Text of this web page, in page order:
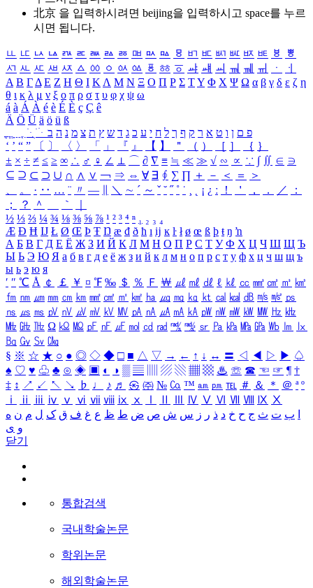
北京 을 입력하시려면 beijing을 입력하시고 space를 누르
시면 됩니다.
ㅥ ㅦ ㅧ ㅨ ㅩ ㅪ ㅫ ㅬ ㅭ ㅮ ㅯ ㅰ ㅱ ㅲ ㅳ ㅴ ㅵ ㅶ ㅷ ㅸ
ㅹ
ㅺ ㅻ ㅼ ㅽ ㅾ ㅿ ㆀ ㆁ ㆂ ㆃ ㆄ ㆅ ㆆ ㆇ ㆈ ㆉ ㆊ ㆋ ㆌ ㆍ
ㆎ
Α Β ΓΔ Ε Ζ Η Θ Ι ΚΛ Μ Ν Ξ Ο Π Ρ Σ ΤΥ Φ Χ Ψ Ω α β γ δ ε ζ η
θ ι κ λ μ ν ξ ο π ρ σ τ υ φ χ ψ ω
á à Á À é è É È ç Ç ê
Ä Ö Ü ä ö ü ß
ִֶֹ ֻּ ׁׂ פ ם ן ו ט א ר ק ף ך ל ח י ע כ ג ד ש ץ ת צ מ נ ה ב
‘ ’ “ ” 〔 〕 〈 〉 「 」 『 』 【 】 ＂ （ ） ［ ］ ｛ ｝
± × ÷ ≠ ≤ ≥ ∞ ∴ ♂ ♀ ∠ ⊥ ⌒ ∂ ∇ ≡ ≒ ≪ ≫ √ ∽ ∝ ∵ ∫ ∬ ∈ ∋
⊆ ⊇ ⊂ ⊃ ∪ ∩ ∧ ∨ ￢ ⇒ ⇔ ∀ ∃ ∮ ∑ ∏ ＋ － ＜ ＝
＞
、
。 · ‥ … ¨ 〃 ― ＼ ∼ ´ ～ ˇ ˘ ˝ ˚ ˙ ¸ ¡ ¿ ː ！ ＇ ， ． ／
：
；
？ ＾ ｀
½ ⅓ ⅔ ¼ ¾ ⅛ ⅜ ⅝ ⅞ ¹ ² ³ ⁴ ⁿ ₁ ₂ ₃ ₄
Æ Ð Ħ Ĳ Ł Ø Œ Þ Ŧ Ŋ æ đ ð ħ ı ĳ ĸ ŀ ł ø œ ß þ ŧ ŋ ŉ
А Б В Г Д Е Ё Ж З И Й К Л М Н О П Р С Т У Ф Х Ц Ч Ш Щ Ъ
Ы Ь Э Ю Я а б в г д е ё ж з и й к л м н о п р с т у ф х ц ч ш щ ъ
ы ь э ю я
′ ″ ℃ Å ￠ ￡ ￥ ¤ ℉ ‰ ＄ ％ Ｆ ￦ ㎕ ㎖ ㎗ ℓ ㎘ ㏄ ㎣ ㎤ ㎥ ㎦
㎙ ㎚ ㎛ ㎜ ㎝ ㎞ ㎟ ㎠ ㎡ ㎢ ㏊ ㎍ ㎎ ㎏ ㏏ ㎈ ㎉ ㏈ ㎧ ㎨ ㎰
㎱ ㎲ ㎳ ㎴ ㎵ ㎶ ㎷ ㎸ ㎹ ㎀ ㎁ ㎂ ㎃ ㎄ ㎺ ㎻ ㎽ ㎾ ㎿ ㎐ ㎑
㎒ ㎓ ㎔ Ω ㏀ ㏁ ㎊ ㎋ ㎌ ㏖ ㏅ ㎭ ㎮ ㎯ ㏛ ㎩ ㎪ ㎫ ㎬ ㏝ ㏐
㏓
㏃ ㏉ ㏜ ㏆
§ ※ ☆ ★ ○ ● ◎ ◇ ◆ □ ■ △ ▽ → ← ↑ ↓ ↔ 〓 ◁ ◀ ▷ ▶ ♤
♠ ♡ ♥ ♧ ♣ ⊙ ◈ ▣ ◐ ◑ ▒ ▤ ▨ ▧ ▦ ▩ ♨ ☏ ☎ ☜ ☞ ¶ †
‡ ↕ ↗ ↙ ↖ ↘ ♭ ♩ ♪ ♬ ㉿ ㈜ № ㏇ ™ ㏂ ㏘ ℡ ＃ ＆ ＊ ＠ ª º
ⅰ
ⅱ ⅲ ⅳ ⅴ ⅵ ⅶ ⅷ ⅸ ⅹ Ⅳ Ⅴ Ⅵ Ⅶ Ⅷ Ⅸ Ⅹ
ب ت ث ج ح خ د ذ ر ز س ش ص ض ط ظ ع غ ف ق ک ل م ن ه
و ی
닫기
통합검색
국내학술논문
학위논문
해외학술논문